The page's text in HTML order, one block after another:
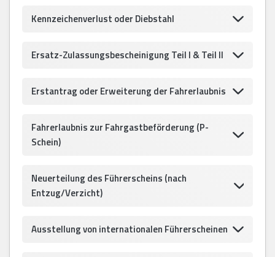
Kennzeichenverlust oder Diebstahl
Ersatz-Zulassungsbescheinigung Teil I & Teil II
Erstantrag oder Erweiterung der Fahrerlaubnis
Fahrerlaubnis zur Fahrgastbeförderung (P-
Schein)
Neuerteilung des Führerscheins (nach
Entzug/Verzicht)
Ausstellung von internationalen Führerscheinen